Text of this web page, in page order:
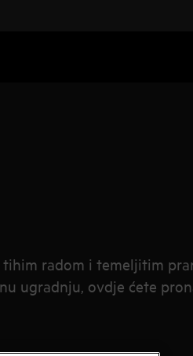
radom i temeljitim
ugradnju, ovdje ćete